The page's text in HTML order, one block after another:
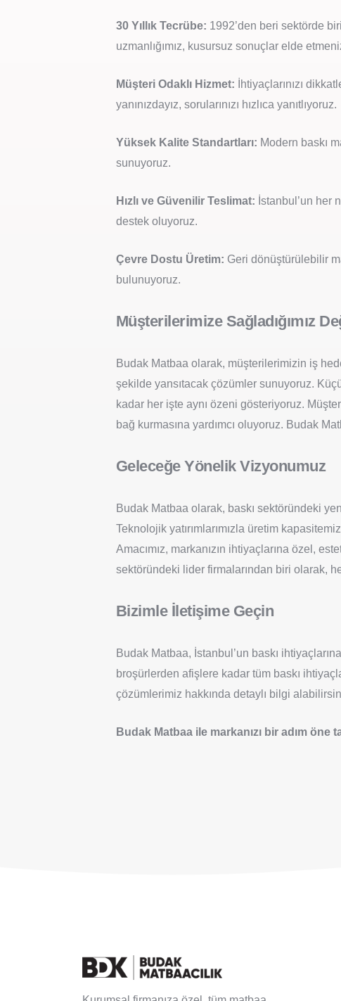
30 Yıllık Tecrübe: 1992’den beri sektörde
uzmanlığımız, kusursuz sonuçlar elde
Müşteri Odaklı Hizmet: İhtiyaçlarınızı
yanınızdayız, sorularınızı hızlıca yanıtlıyoruz.
Yüksek Kalite Standartları: Modern baskı
sunuyoruz.
Hızlı ve Güvenilir Teslimat: İstanbul’un her
destek oluyoruz.
Çevre Dostu Üretim: Geri dönüştürülebilir
bulunuyoruz.
Müşterilerimize Sağladığımız
Budak Matbaa olarak, müşterilerimizin iş
şekilde yansıtacak çözümler sunuyoruz.
kadar her işte aynı özeni gösteriyoruz.
bağ kurmasına yardımcı oluyoruz. Budak
Geleceğe Yönelik Vizyonumuz
Budak Matbaa olarak, baskı sektöründeki
Teknolojik yatırımlarımızla üretim
Amacımız, markanızın ihtiyaçlarına özel,
sektöründeki lider firmalarından biri olarak,
Bizimle İletişime Geçin
Budak Matbaa, İstanbul’un baskı
broşürlerden afişlere kadar tüm baskı
çözümlerimiz hakkında detaylı bilgi
Budak Matbaa ile markanızı bir adım öne